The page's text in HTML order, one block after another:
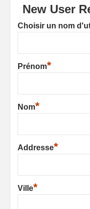
New User
Choisir un nom
Prénom*
Nom*
Addresse*
Ville*